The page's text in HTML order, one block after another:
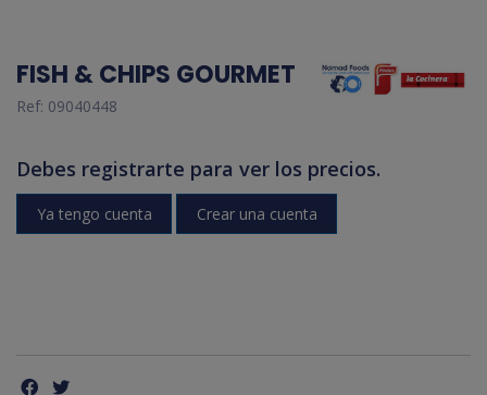
FISH & CHIPS GOURMET
Ref: 09040448
Debes registrarte para ver los precios.
Ya tengo cuenta Crear una cuenta